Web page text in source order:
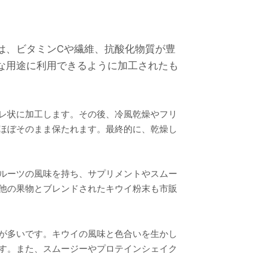
ビタミンCや繊維、抗酸化物質が豊
途に利用できるように加工されたも
に加工します。その後、冷風乾燥やフリ
ぼそのまま保たれます。最終的に、乾燥し
ーツの風味を持ち、サプリメントやスムー
の果物とブレンドされたキウイ粉末も市販
多いです。キウイの風味と色合いを生かし
。また、スムージーやプロテインシェイク